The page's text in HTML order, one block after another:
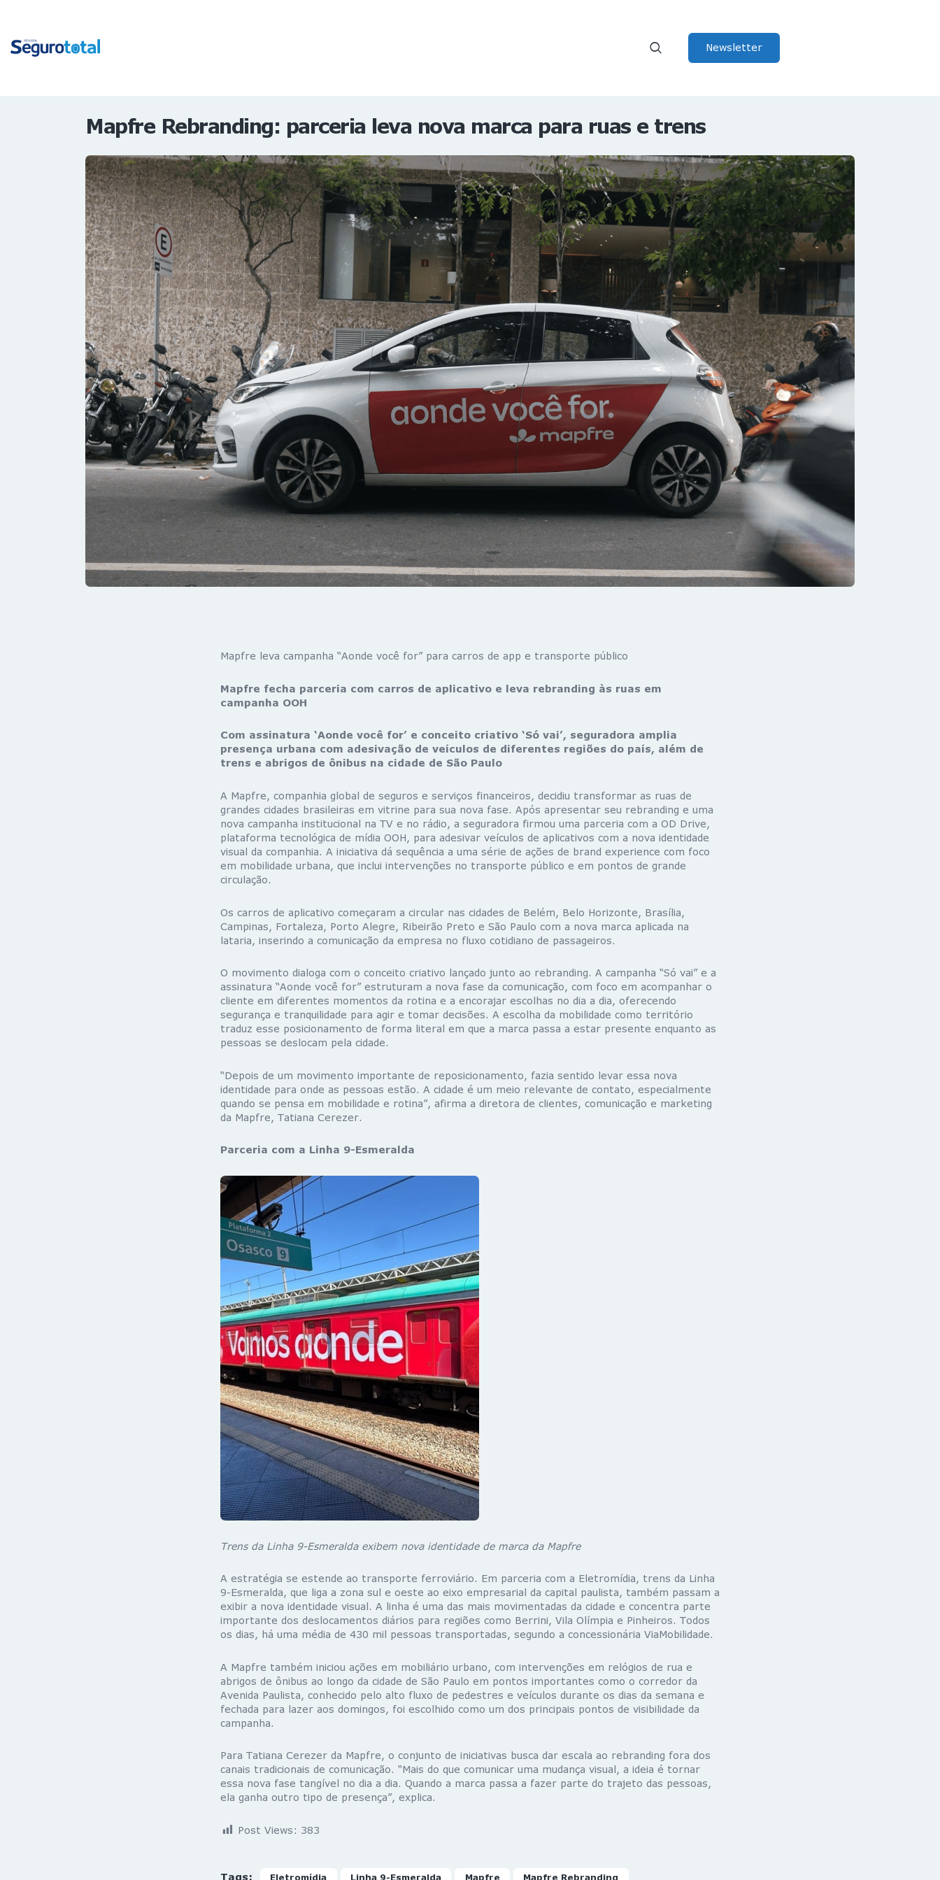
Newsletter
HOME
Mapfre Rebranding: parceria leva nova marca para ruas e trens
Mapfre leva campanha “Aonde você for” para carros de app e transporte público
Mapfre fecha parceria com carros de aplicativo e leva rebranding às ruas em
campanha OOH
Com assinatura ‘Aonde você for’ e conceito criativo ‘Só vai’, seguradora amplia
presença urbana com adesivação de veículos de diferentes regiões do país, além de
trens e abrigos de ônibus na cidade de São Paulo
A Mapfre, companhia global de seguros e serviços financeiros, decidiu transformar as ruas de
grandes cidades brasileiras em vitrine para sua nova fase. Após apresentar seu rebranding e uma
nova campanha institucional na TV e no rádio, a seguradora firmou uma parceria com a OD Drive,
plataforma tecnológica de mídia OOH, para adesivar veículos de aplicativos com a nova identidade
visual da companhia. A iniciativa dá sequência a uma série de ações de brand experience com foco
em mobilidade urbana, que inclui intervenções no transporte público e em pontos de grande
circulação.
Os carros de aplicativo começaram a circular nas cidades de Belém, Belo Horizonte, Brasília,
Campinas, Fortaleza, Porto Alegre, Ribeirão Preto e São Paulo com a nova marca aplicada na
lataria, inserindo a comunicação da empresa no fluxo cotidiano de passageiros.
O movimento dialoga com o conceito criativo lançado junto ao rebranding. A campanha “Só vai” e a
assinatura “Aonde você for” estruturam a nova fase da comunicação, com foco em acompanhar o
cliente em diferentes momentos da rotina e a encorajar escolhas no dia a dia, oferecendo
segurança e tranquilidade para agir e tomar decisões. A escolha da mobilidade como território
traduz esse posicionamento de forma literal em que a marca passa a estar presente enquanto as
pessoas se deslocam pela cidade.
“Depois de um movimento importante de reposicionamento, fazia sentido levar essa nova
identidade para onde as pessoas estão. A cidade é um meio relevante de contato, especialmente
quando se pensa em mobilidade e rotina”, afirma a diretora de clientes, comunicação e marketing
da Mapfre, Tatiana Cerezer.
Parceria com a Linha 9-Esmeralda
Trens da Linha 9-Esmeralda exibem nova identidade de marca da Mapfre
A estratégia se estende ao transporte ferroviário. Em parceria com a Eletromídia, trens da Linha
9-Esmeralda, que liga a zona sul e oeste ao eixo empresarial da capital paulista, também passam a
exibir a nova identidade visual. A linha é uma das mais movimentadas da cidade e concentra parte
importante dos deslocamentos diários para regiões como Berrini, Vila Olímpia e Pinheiros. Todos
os dias, há uma média de 430 mil pessoas transportadas, segundo a concessionária ViaMobilidade.
A Mapfre também iniciou ações em mobiliário urbano, com intervenções em relógios de rua e
abrigos de ônibus ao longo da cidade de São Paulo em pontos importantes como o corredor da
Avenida Paulista, conhecido pelo alto fluxo de pedestres e veículos durante os dias da semana e
fechada para lazer aos domingos, foi escolhido como um dos principais pontos de visibilidade da
campanha.
Para Tatiana Cerezer da Mapfre, o conjunto de iniciativas busca dar escala ao rebranding fora dos
canais tradicionais de comunicação. “Mais do que comunicar uma mudança visual, a ideia é tornar
essa nova fase tangível no dia a dia. Quando a marca passa a fazer parte do trajeto das pessoas,
ela ganha outro tipo de presença”, explica.
Post Views: 383
Tags: Eletromídia Linha 9-Esmeralda Mapfre Mapfre Rebranding